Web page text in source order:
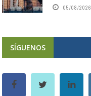
05/08/2026
SÍGUENOS